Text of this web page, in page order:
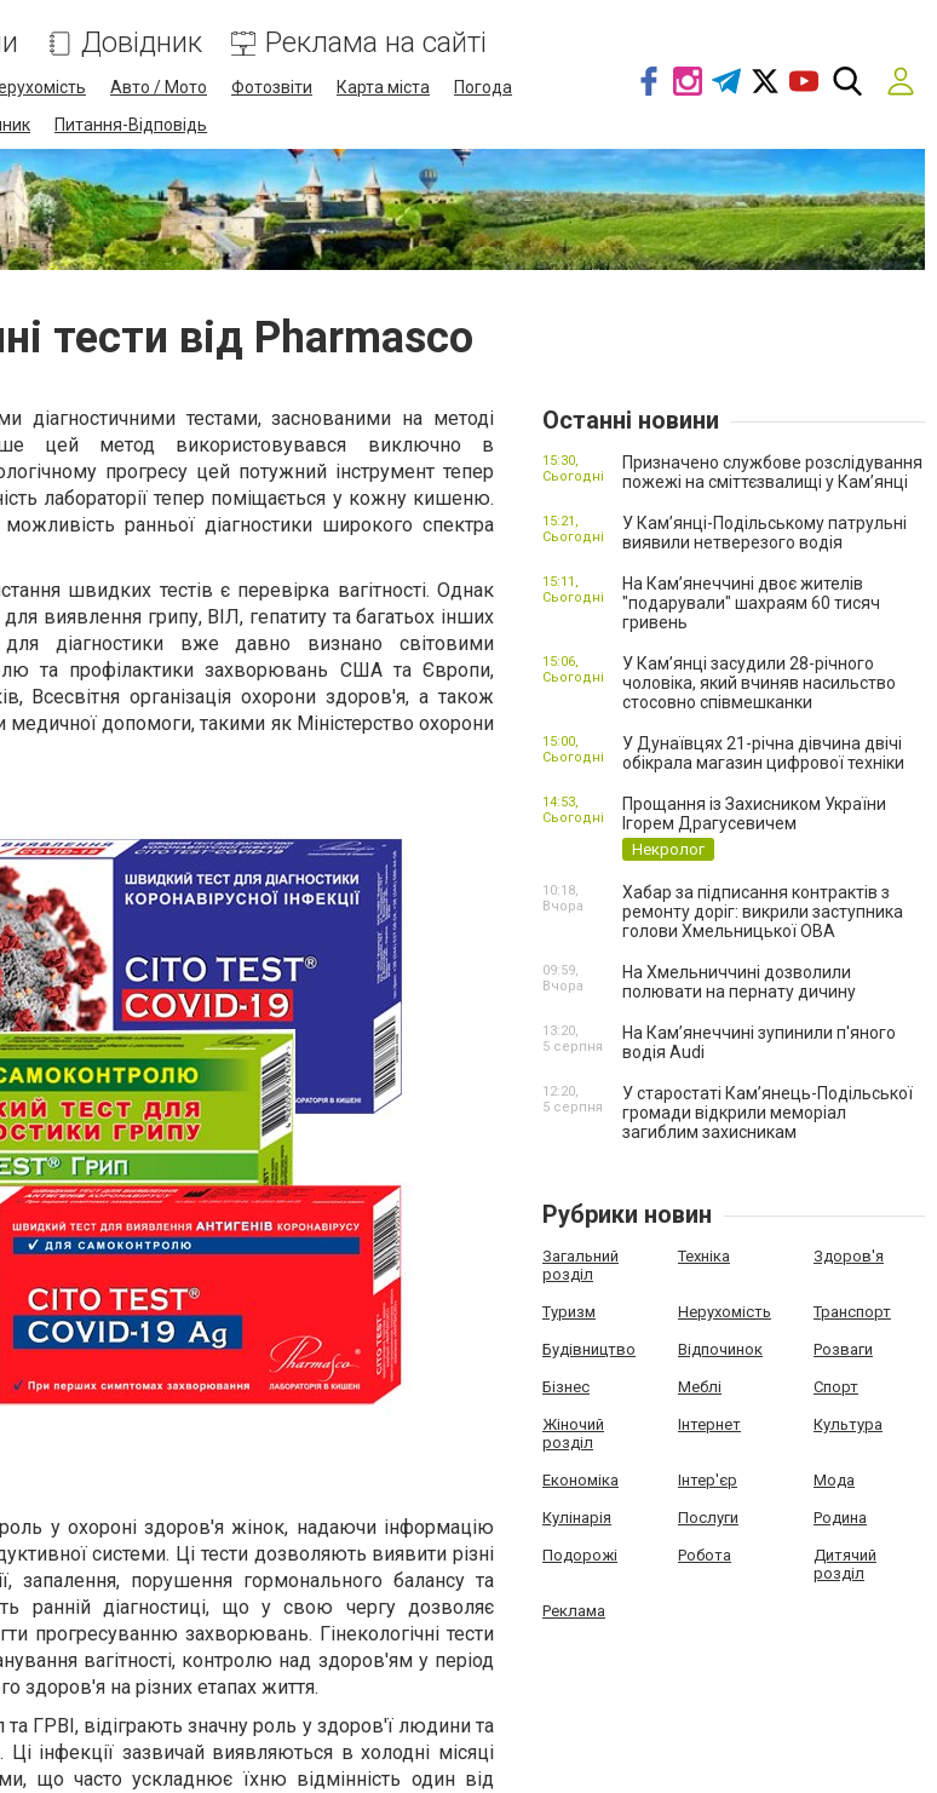
Довідник Реклама на сайті
Авто / Мото Фотозвіти Карта міста
Погода
Питання-Відповідь
тести від Pharmasco
діагностичними тестами, заснованими на методі
цей метод використовувався виключно в
прогресу цей потужний інструмент тепер
лабораторії тепер поміщається у кожну кишеню.
ранньої діагностики широкого спектра
швидких тестів є перевірка вагітності. Однак
виявлення грипу, ВІЛ, гепатиту та багатьох інших
для діагностики вже давно визнано світовими
та профілактики захворювань США та Європи,
Всесвітня організація охорони здоров'я, а також
допомоги, такими як Міністерство охорони
роль у охороні здоров'я жінок, надаючи інформацію
системи. Ці тести дозволяють виявити різні
запалення, порушення гормонального балансу та
ранній діагностиці, що у свою чергу дозволяє
прогресуванню захворювань. Гінекологічні тести
вагітності, контролю над здоров'ям у період
здоров'я на різних етапах життя.
та ГРВІ, відіграють значну роль у здоров'ї людини та
інфекції зазвичай виявляються в холодні місяці
що часто ускладнює їхню відмінність один від
Останні новини
Призначено службове розслідування
пожежі на сміттєзвалищі у Кам’янці
15:30,
Сьогодні
У Кам’янці-Подільському патрульні
виявили нетверезого водія
15:21,
Сьогодні
На Камʼянеччині двоє жителів
"подарували" шахраям 60 тисяч
гривень
15:11,
Сьогодні
У Камʼянці засудили 28-річного
чоловіка, який вчиняв насильство
стосовно співмешканки
15:06,
Сьогодні
У Дунаївцях 21-річна дівчина двічі
обікрала магазин цифрової техніки
15:00,
Сьогодні
Прощання із Захисником України
Ігорем Драгусевичем
Некролог
14:53,
Сьогодні
Хабар за підписання контрактів з
ремонту доріг: викрили заступника
голови Хмельницької ОВА
10:18,
Вчора
На Хмельниччині дозволили
полювати на пернату дичину
09:59,
Вчора
На Камʼянеччині зупинили п'яного
водія Audi
13:20,
5 серпня
У старостаті Кам’янець-Подільської
громади відкрили меморіал
загиблим захисникам
12:20,
5 серпня
Рубрики новин
Загальний
розділ
Техніка Здоров'я
Туризм Нерухомість Транспорт
Будівництво Відпочинок Розваги
Бізнес Меблі Спорт
Жіночий
розділ
Інтернет Культура
Економіка Інтер'єр Мода
Кулінарія Послуги Родина
Подорожі Робота
Дитячий
розділ
Реклама